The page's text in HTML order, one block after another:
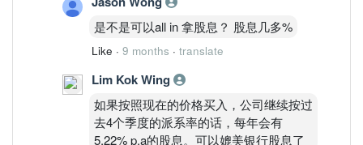
是不是可以all in 拿股息？ 股息几多%
Like · 9 months · translate
Lim Kok Wing
如果按照现在的价格买入，公司继续按过
去4个季度的派系率的话，每年会有
5.22% p.a的股息。可以媲美银行股息了